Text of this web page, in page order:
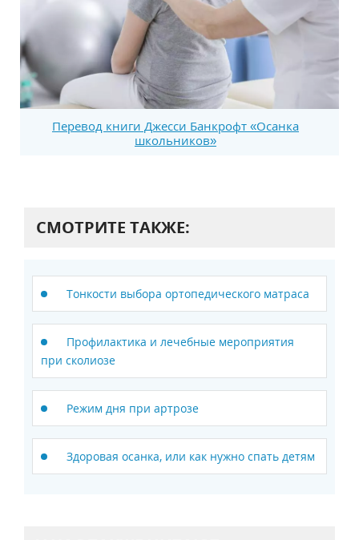
Перевод книги Джесси Банкрофт «Осанка
школьников»
СМОТРИТЕ ТАКЖЕ:
Тонкости выбора ортопедического матраса
Профилактика и лечебные мероприятия
при сколиозе
Режим дня при артрозе
Здоровая осанка, или как нужно спать детям